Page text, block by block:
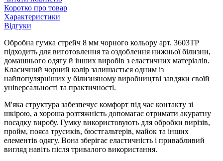
Коротко про товар
Характеристики
Відгуки
Обробна гумка стрейч 8 мм чорного кольору арт. 3603ТР
підходить для виготовлення та оздоблення нижньої білизни,
домашнього одягу й інших виробів з еластичних матеріалів.
Класичний чорний колір залишається одним із
найпопулярніших у білизняному виробництві завдяки своїй
універсальності та практичності.
М'яка структура забезпечує комфорт під час контакту зі
шкірою, а хороша розтяжність допомагає отримати акуратну
посадку виробу. Гумку використовують для обробки вирізів,
пройм, пояса трусиків, бюстгальтерів, майок та інших
елементів одягу. Вона зберігає еластичність і привабливий
вигляд навіть після тривалого використання.